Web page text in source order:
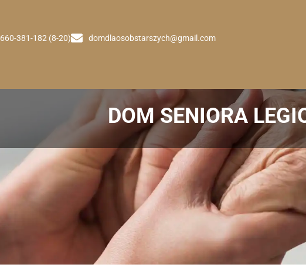
660-381-182 (8-20) domdlaosobstarszych@gmail.com
DOM SENIORA